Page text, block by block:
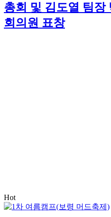
총회 및 김도열 팀장
회의원 표창
Hot